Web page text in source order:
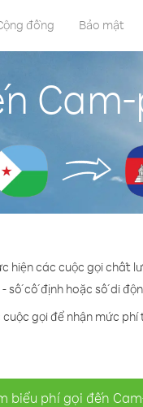
đồng Bảo mật
hiện các cuộc gọi chất
số cố định hoặc số di
gọi để nhận mức
biểu phí gọi đến